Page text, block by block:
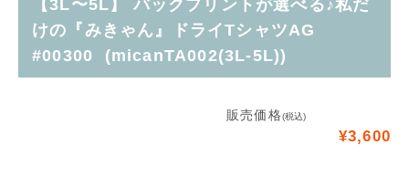
【3L〜5L】 バックプリントが選べる♪私だ
けの『みきゃん』ドライTシャツAG
#00300 (micanTA002(3L-5L))
販売価格(税込)
¥3,600